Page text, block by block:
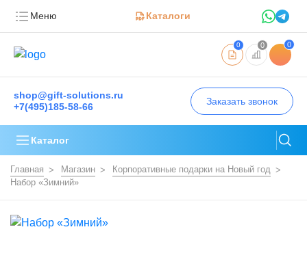
Меню Каталоги
0 0 0
shop@gift-solutions.ru
+7(495)185-58-66
Заказать звонок
Каталог
Главная Магазин
Корпоративные подарки на Новый год
Набор «Зимний»